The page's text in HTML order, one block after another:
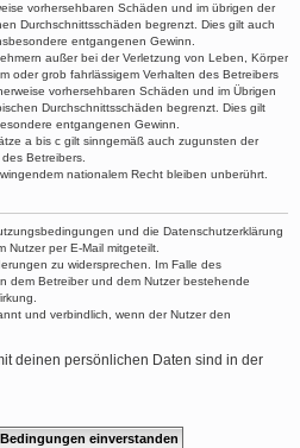
vorhersehbaren Schäden und im übrigen der
Durchschnittsschäden begrenzt. Dies gilt auch
entgangenen Gewinn.
außer bei der Verletzung von Leben, Körper
oder grob fahrlässigem Verhalten des Betreibers
vorhersehbaren Schäden und im Übrigen
Durchschnittsschäden begrenzt. Dies gilt
entgangenen Gewinn.
a bis c gilt sinngemäß auch zugunsten der
Betreibers.
nationalem Recht bleiben unberührt.
und die Datenschutzerklärung
Nutzer per E-Mail mitgeteilt.
zu widersprechen. Im Falle des
dem Betreiber und dem Nutzer bestehende
und verbindlich, wenn der Nutzer den
deinen persönlichen Daten sind in der